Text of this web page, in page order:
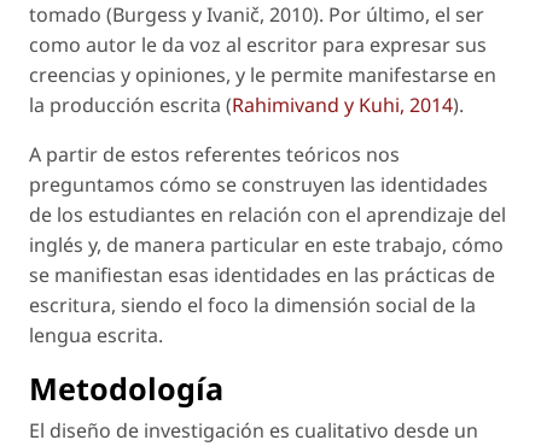
tomado (Burgess y Ivanič, 2010). Por último, el ser
como autor le da voz al escritor para expresar sus
creencias y opiniones, y le permite manifestarse en
la producción escrita (Rahimivand y Kuhi, 2014).
A partir de estos referentes teóricos nos
preguntamos cómo se construyen las identidades
de los estudiantes en relación con el aprendizaje del
inglés y, de manera particular en este trabajo, cómo
se manifiestan esas identidades en las prácticas de
escritura, siendo el foco la dimensión social de la
lengua escrita.
Metodología
El diseño de investigación es cualitativo desde un